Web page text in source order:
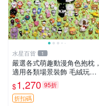
水星百貨 1
嚴選各式萌趣動漫角色抱枕，
適用各類場景裝飾 毛絨玩
具、卡通抱枕、趣味玩偶
$1,270 95折
折扣碼